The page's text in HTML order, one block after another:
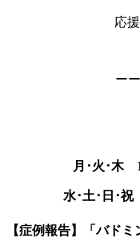
応
ー
月･火･木
水･土･日･
【症例報告】「バド